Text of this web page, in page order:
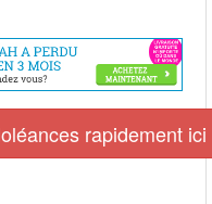
rapidement ici